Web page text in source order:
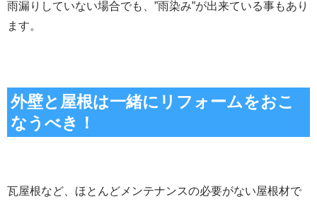
雨漏りしていない場合でも、”雨染み”が出来ている事もあり
ます。
外壁と屋根は一緒にリフォームをおこ
なうべき！
瓦屋根など、ほとんどメンテナンスの必要がない屋根材で